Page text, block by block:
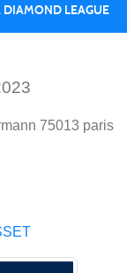
DIAMOND LEAGUE
75013 paris